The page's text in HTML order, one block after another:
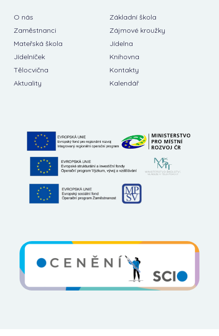
O nás
Základní škola
Zaměstnanci
Zájmové kroužky
Mateřská škola
Jídelna
Jídelníček
Knihovna
Tělocvična
Kontakty
Aktuality
Kalendář